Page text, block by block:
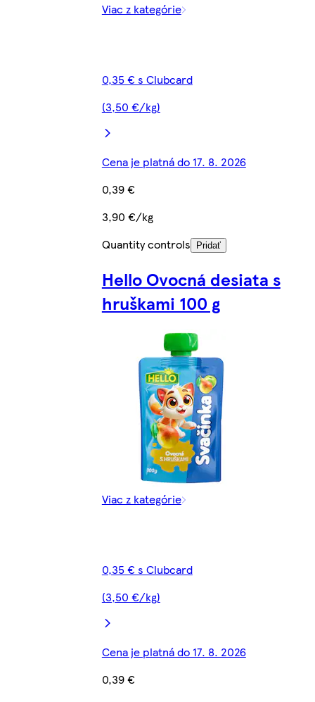
Viac z kategórie
0,35 € s Clubcard
(3,50 €/kg)
Cena je platná do 17. 8. 2026
0,39 €
3,90 €/kg
Quantity controls
Pridať
Hello Ovocná desiata s
hruškami 100 g
Viac z kategórie
0,35 € s Clubcard
(3,50 €/kg)
Cena je platná do 17. 8. 2026
0,39 €